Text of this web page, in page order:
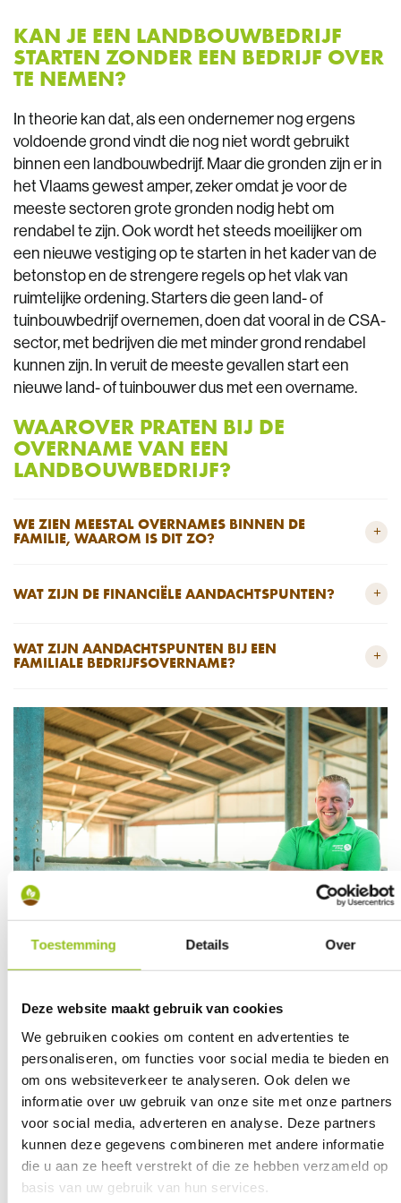
Toestemming Details Over
Deze website maakt gebruik van cookies
We gebruiken cookies om content en advertenties te
personaliseren, om functies voor social media te bieden en
om ons websiteverkeer te analyseren. Ook delen we
informatie over uw gebruik van onze site met onze partners
voor social media, adverteren en analyse. Deze partners
kunnen deze gegevens combineren met andere informatie
die u aan ze heeft verstrekt of die ze hebben verzameld op
basis van uw gebruik van hun services.
KAN JE EEN LANDBOUWBEDRIJF
STARTEN ZONDER EEN BEDRIJF OVER
TE NEMEN?
In theorie kan dat, als een ondernemer nog ergens
voldoende grond vindt die nog niet wordt gebruikt
binnen een landbouwbedrijf. Maar die gronden zijn er in
het Vlaams gewest amper, zeker omdat je voor de
meeste sectoren grote gronden nodig hebt om
rendabel te zijn. Ook wordt het steeds moeilijker om
een nieuwe vestiging op te starten in het kader van de
betonstop en de strengere regels op het vlak van
ruimtelijke ordening. Starters die geen land- of
tuinbouwbedrijf overnemen, doen dat vooral in de CSA-
sector, met bedrijven die met minder grond rendabel
kunnen zijn. In veruit de meeste gevallen start een
nieuwe land- of tuinbouwer dus met een overname.
WAAROVER PRATEN BIJ DE
OVERNAME VAN EEN
LANDBOUWBEDRIJF?
WE ZIEN MEESTAL OVERNAMES BINNEN DE
FAMILIE, WAAROM IS DIT ZO? +
WAT ZIJN DE FINANCIËLE AANDACHTSPUNTEN? +
WAT ZIJN AANDACHTSPUNTEN BIJ EEN
FAMILIALE BEDRIJFSOVERNAME? +
WELKE BEDRIJFSVORMEN ZIJN
MOGELIJK BIJ DE OVERNAME VAN
EEN LANDBOUWBEDRIJF?
Bij de overname van een landbouwbedrijf kiest de
nieuwe eigenaar voor een bepaalde bedrijfsvorm: een
eenmanszaak, een maatschap of een vennootschap.
Elke vorm heeft voor- en nadelen rond bijvoorbeeld